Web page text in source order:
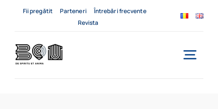
Fii pregătit Parteneri
Întrebări frecvente
Revista